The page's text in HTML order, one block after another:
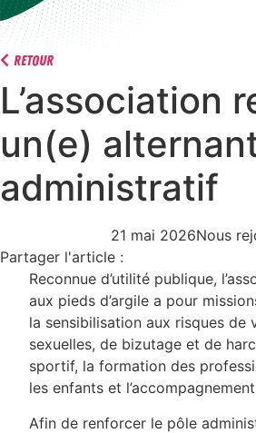
Retour
L’association
un(e)
administratif
21 mai 2026Nous
Partager l'article :
Reconnue d’utilité publique,
aux pieds d’argile a pour
la sensibilisation aux risques de
sexuelles, de bizutage et de
sportif, la formation des
les enfants et
Afin de renforcer le pôle